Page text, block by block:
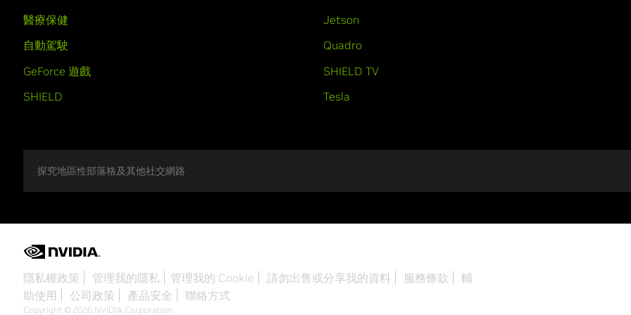
醫療保健
自動駕駛
GeForce 遊戲
SHIELD
Jetson
Quadro
SHIELD TV
Tesla
探究地區性部落格及其他社交網路
隱私權政策 管理我的隱私 管理我的 Cookie 請勿出售或分享我的資料 服務條款
輔
助使用
公司政策 產品安全 聯絡方式
Copyright © 2026 NVIDIA Corporation